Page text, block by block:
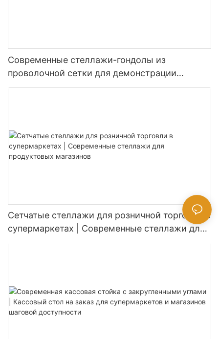
Современные стеллажи-гондолы из
проволочной сетки для демонстрации
товаров в супермаркетах.
Сетчатые стеллажи для розничной торговли в
супермаркетах | Современные стеллажи для
продуктовых магазинов